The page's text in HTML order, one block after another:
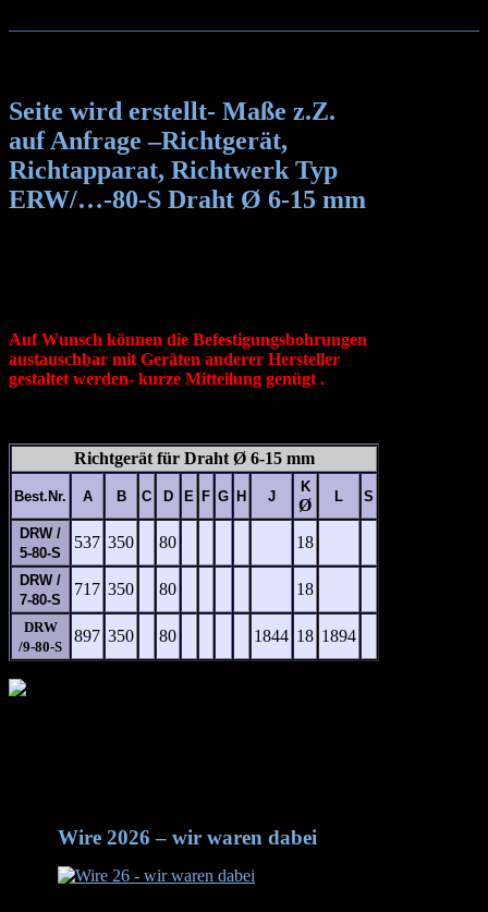
Seite wird erstellt- Maße z.Z.
auf Anfrage –Richtgerät,
Richtapparat, Richtwerk Typ
ERW/…-80-S Draht Ø 6-15 mm
Auf Wunsch können die Befestigungsbohrungen
austauschbar mit Geräten anderer Hersteller
gestaltet werden- kurze Mitteilung genügt .
Richtgerät für Draht Ø 6-15 mm
Best.Nr. A B C D E F G H J
K
Ø L S
DRW /
5-80-S
537 350 80 18
DRW /
7-80-S
717 350 80 18
DRW
/9-80-S
897 350 80 1844 18 1894
Wire 2026 – wir waren dabei